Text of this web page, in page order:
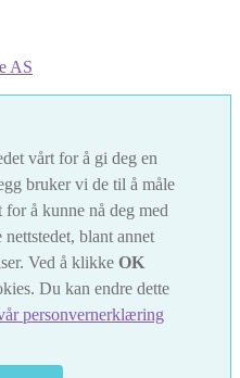
AS
vårt for å gi deg en
bruker vi de til å måle
å kunne nå deg med
blant annet
Ved å klikke OK
Du kan endre dette
personvernerklæring